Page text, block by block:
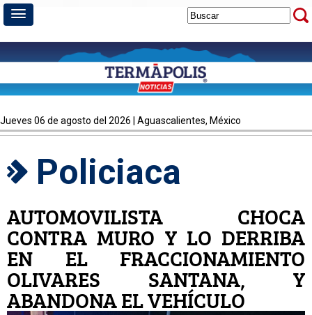
jueves 06 de agosto del 2026 | Aguascalientes, México
Policiaca
AUTOMOVILISTA CHOCA
CONTRA MURO Y LO DERRIBA
EN EL FRACCIONAMIENTO
OLIVARES SANTANA, Y
ABANDONA EL VEHÍCULO